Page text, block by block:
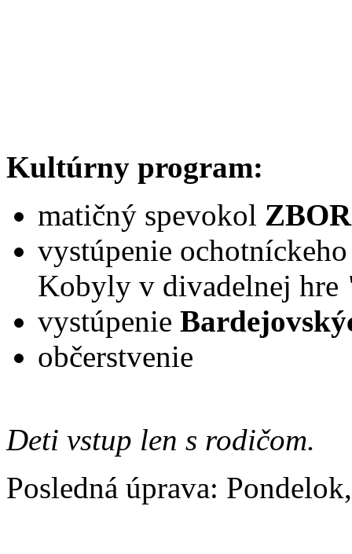
Kultúrny program:
matičný spevokol
vystúpenie
Kobyly v divadelnej hre
vystúpenie
občerstvenie
Deti vstup len s rodičom.
Posledná úprava: